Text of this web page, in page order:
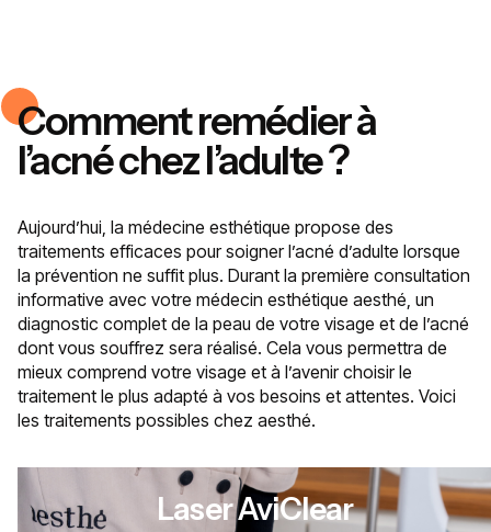
Comment remédier à
l’acné chez l’adulte ?
Aujourd’hui, la médecine esthétique propose des
traitements efficaces pour soigner l’acné d’adulte lorsque
la prévention ne suffit plus. Durant la première consultation
informative avec votre médecin esthétique aesthé, un
diagnostic complet de la peau de votre visage et de l’acné
dont vous souffrez sera réalisé. Cela vous permettra de
mieux comprend votre visage et à l’avenir choisir le
traitement le plus adapté à vos besoins et attentes. Voici
les traitements possibles chez aesthé.
Laser AviClear